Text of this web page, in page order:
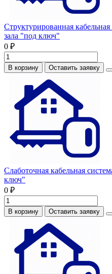
Структурированная
зала "под ключ"
0 ₽
В корзину Оставить заявку
Слаботочная кабельная
ключ"
0 ₽
В корзину Оставить заявку